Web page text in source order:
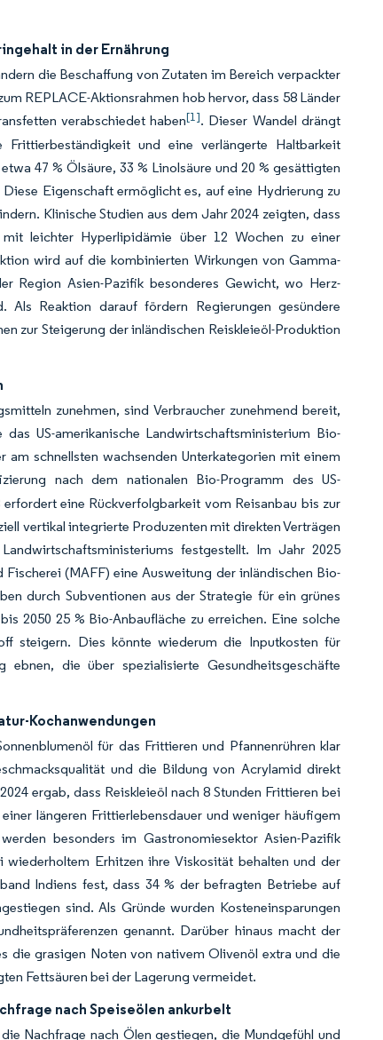
in der Ernährung
die Beschaffung von Zutaten im Bereich verpackter
REPLACE-Aktionsrahmen hob hervor, dass 58 Länder
verabschiedet haben[1]. Dieser Wandel drängt
und eine verlängerte Haltbarkeit
47 % Ölsäure, 33 % Linolsäure und 20 % gesättigten
Eigenschaft ermöglicht es, auf eine Hydrierung zu
Klinische Studien aus dem Jahr 2024 zeigten, dass
leichter Hyperlipidämie über 12 Wochen zu einer
wird auf die kombinierten Wirkungen von Gamma-
Region Asien-Pazifik besonderes Gewicht, wo Herz-
Als Reaktion darauf fördern Regierungen gesündere
zur Steigerung der inländischen Reiskleieöl-Produktion
zunehmen, sind Verbraucher zunehmend bereit,
US-amerikanische Landwirtschaftsministerium Bio-
schnellsten wachsenden Unterkategorien mit einem
nach dem nationalen Bio-Programm des US-
eine Rückverfolgbarkeit vom Reisanbau bis zur
vertikal integrierte Produzenten mit direkten Verträgen
festgestellt. Im Jahr 2025
(MAFF) eine Ausweitung der inländischen Bio-
durch Subventionen aus der Strategie für ein grünes
2050 25 % Bio-Anbaufläche zu erreichen. Eine solche
steigern. Dies könnte wiederum die Inputkosten für
die über spezialisierte Gesundheitsgeschäfte
Kochanwendungen
für das Frittieren und Pfannenrühren klar
und die Bildung von Acrylamid direkt
ergab, dass Reiskleieöl nach 8 Stunden Frittieren bei
längeren Frittierlebensdauer und weniger häufigem
besonders im Gastronomiesektor Asien-Pazifik
Erhitzen ihre Viskosität behalten und der
Indiens fest, dass 34 % der befragten Betriebe auf
sind. Als Gründe wurden Kosteneinsparungen
genannt. Darüber hinaus macht der
die grasigen Noten von nativem Olivenöl extra und die
Fettsäuren bei der Lagerung vermeidet.
nach Speiseölen ankurbelt
Nachfrage nach Ölen gestiegen, die Mundgefühl und